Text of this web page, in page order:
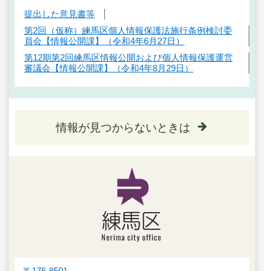
提出した意見書等
第2回（仮称）練馬区個人情報保護法施行条例検討委
員会【情報公開課】（令和4年6月27日）
第12期第2回練馬区情報公開および個人情報保護運営
審議会【情報公開課】（令和4年8月29日）
情報が見つからないときは